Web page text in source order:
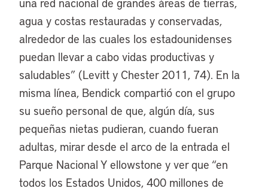
agua y costas restauradas y conservadas,
alrededor de las cuales los estadounidenses
puedan llevar a cabo vidas productivas y
saludables” (Levitt y Chester 2011, 74). En la
misma línea, Bendick compartió con el grupo
su sueño personal de que, algún día, sus
pequeñas nietas pudieran, cuando fueran
adultas, mirar desde el arco de la entrada el
Parque Nacional Y ellowstone y ver que “en
todos los Estados Unidos, 400 millones de